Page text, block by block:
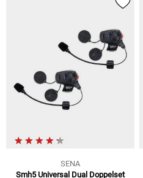
SENA
Smh5 Universal Dual Doppelset